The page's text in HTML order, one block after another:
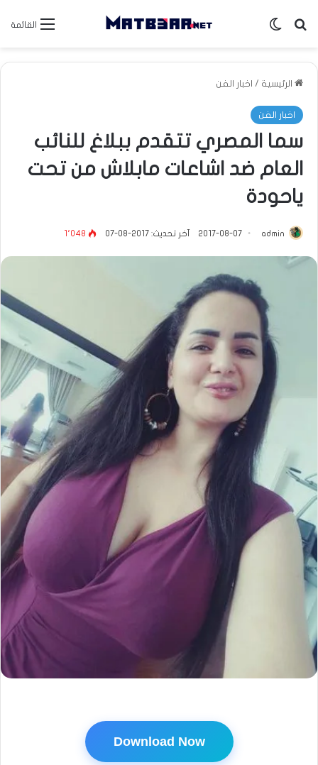
القائمة بحث عنالوضع المظلم
الرئيسية / اخبار الفن
اخبار الفن
سما المصري تتقدم ببلاغ للنائب
العام ضد اشاعات مابلاش من تحت
ياحودة
admin
2017-08-07 آخر تحديث: 2017-08-07 1٬048
Download Now